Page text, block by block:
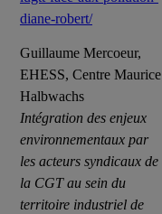
diane-robert/
Guillaume Mercoeur,
EHESS, Centre Maurice
Halbwachs
Intégration des enjeux
environnementaux par
les acteurs syndicaux de
la CGT au sein du
territoire industriel de